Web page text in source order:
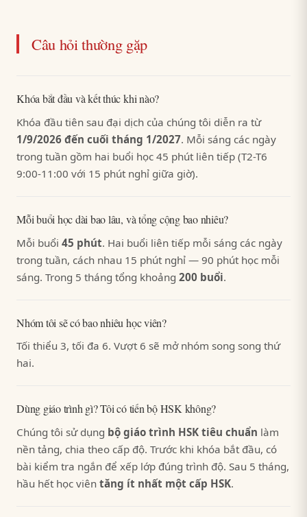
Câu hỏi thường gặp
Khóa bắt đầu và kết thúc khi nào?
Khóa đầu tiên sau đại dịch của chúng tôi diễn ra từ
1/9/2026 đến cuối tháng 1/2027. Mỗi sáng các ngày
trong tuần gồm hai buổi học 45 phút liên tiếp (T2-T6
9:00-11:00 với 15 phút nghỉ giữa giờ).
Mỗi buổi học dài bao lâu, và tổng cộng bao nhiêu?
Mỗi buổi 45 phút. Hai buổi liên tiếp mỗi sáng các ngày
trong tuần, cách nhau 15 phút nghỉ — 90 phút học mỗi
sáng. Trong 5 tháng tổng khoảng 200 buổi.
Nhóm tôi sẽ có bao nhiêu học viên?
Tối thiểu 3, tối đa 6. Vượt 6 sẽ mở nhóm song song thứ
hai.
Dùng giáo trình gì? Tôi có tiến bộ HSK không?
Chúng tôi sử dụng bộ giáo trình HSK tiêu chuẩn làm
nền tảng, chia theo cấp độ. Trước khi khóa bắt đầu, có
bài kiểm tra ngắn để xếp lớp đúng trình độ. Sau 5 tháng,
hầu hết học viên tăng ít nhất một cấp HSK.